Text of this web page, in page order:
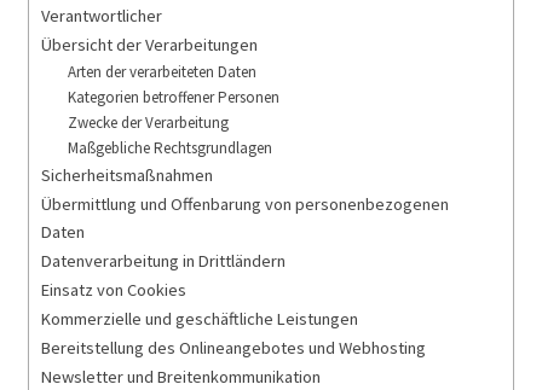
Bücher
Marken
Service
Verantwortlicher
Übersicht der Verarbeitungen
Arten der verarbeiteten Daten
Kategorien betroffener Personen
Zwecke der Verarbeitung
Maßgebliche Rechtsgrundlagen
Sicherheitsmaßnahmen
Übermittlung und Offenbarung von personenbezogenen
Daten
Datenverarbeitung in Drittländern
Einsatz von Cookies
Kommerzielle und geschäftliche Leistungen
Bereitstellung des Onlineangebotes und Webhosting
Newsletter und Breitenkommunikation